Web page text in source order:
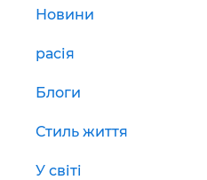
Новини
расія
Блоги
Стиль життя
У світі